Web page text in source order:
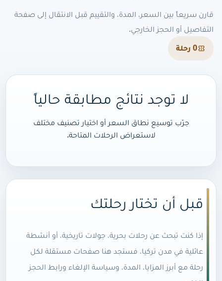
قارن سريعاً بين السعر، المدة، والتقييم قبل الانتقال إلى صفحة
التفاصيل أو الحجز الخارجي.
0 رحلة
لا توجد نتائج مطابقة حالياً
جرّب توسيع نطاق السعر أو اختيار تصنيف مختلف
لاستعراض الرحلات المتاحة.
قبل أن تختار رحلتك
إذا كنت تبحث عن رحلات بحرية، جولات تاريخية، أو أنشطة
عائلية في مدن تركيا، فستجد هنا صفحات مستقلة لكل
رحلة مع أبرز المزايا، المدة، وسياسة الإلغاء ورابط الحجز